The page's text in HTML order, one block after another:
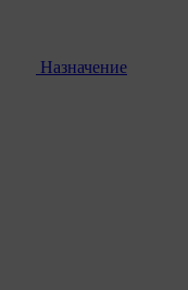
Назначение